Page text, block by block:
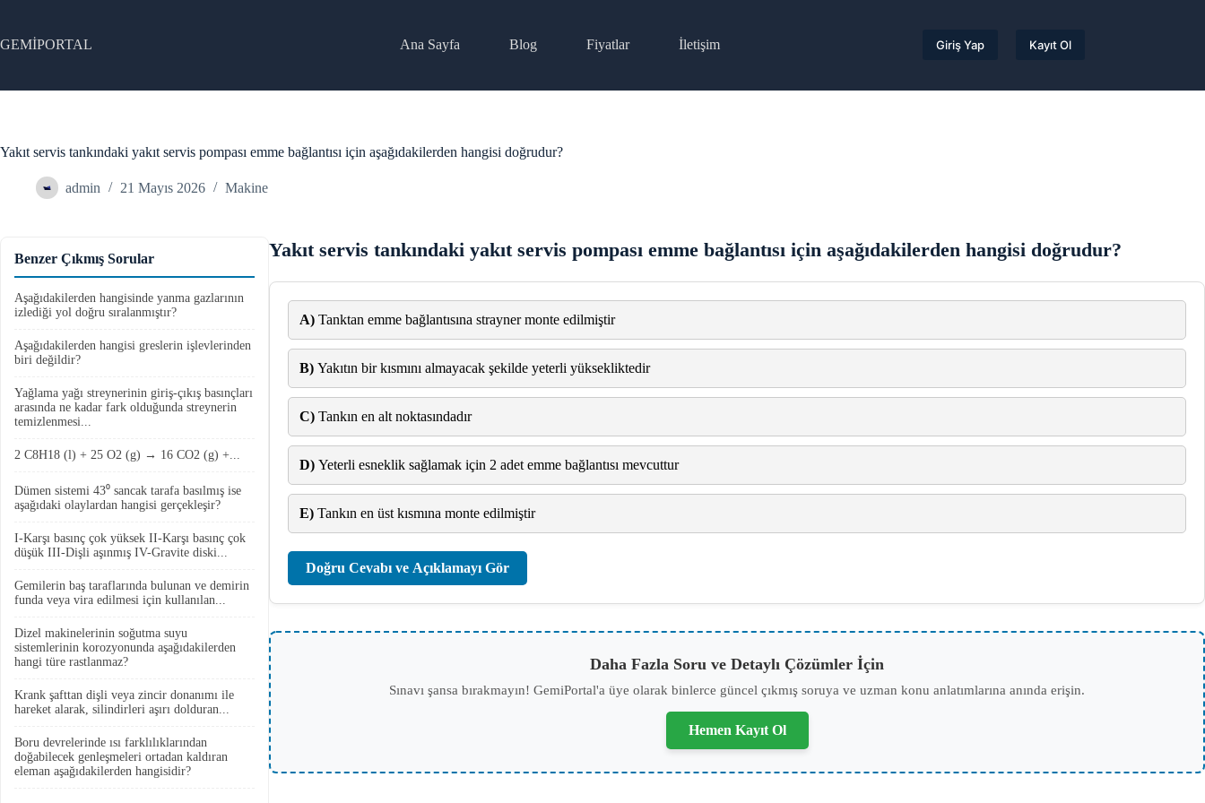
content
GEMİPORTAL Ana Sayfa Blog Fiyatlar İletişim Giriş Yap Kayıt Ol
Yakıt servis tankındaki yakıt servis pompası emme bağlantısı için aşağıdakilerden hangisi doğrudur?
admin 21 Mayıs 2026 Makine
Yakıt servis tankındaki yakıt servis pompası emme bağlantısı için aşağıdakilerden hangisi doğrudur?
A) Tanktan emme bağlantısına strayner monte edilmiştir
B) Yakıtın bir kısmını almayacak şekilde yeterli yüksekliktedir
C) Tankın en alt noktasındadır
D) Yeterli esneklik sağlamak için 2 adet emme bağlantısı mevcuttur
E) Tankın en üst kısmına monte edilmiştir
Doğru Cevabı ve Açıklamayı Gör
Daha Fazla Soru ve Detaylı Çözümler İçin
Sınavı şansa bırakmayın! GemiPortal'a üye olarak binlerce güncel çıkmış soruya ve uzman konu anlatımlarına anında erişin.
Hemen Kayıt Ol
Benzer Çıkmış Sorular
Aşağıdakilerden hangisinde yanma gazlarının
izlediği yol doğru sıralanmıştır?
Aşağıdakilerden hangisi greslerin işlevlerinden
biri değildir?
Yağlama yağı streynerinin giriş-çıkış basınçları
arasında ne kadar fark olduğunda streynerin
temizlenmesi...
2 C8H18 (l) + 25 O2 (g) → 16 CO2 (g) +...
Dümen sistemi 43⁰ sancak tarafa basılmış ise
aşağıdaki olaylardan hangisi gerçekleşir?
I-Karşı basınç çok yüksek II-Karşı basınç çok
düşük III-Dişli aşınmış IV-Gravite diski...
Gemilerin baş taraflarında bulunan ve demirin
funda veya vira edilmesi için kullanılan...
Dizel makinelerinin soğutma suyu
sistemlerinin korozyonunda aşağıdakilerden
hangi türe rastlanmaz?
Krank şafttan dişli veya zincir donanımı ile
hareket alarak, silindirleri aşırı dolduran...
Boru devrelerinde ısı farklılıklarından
doğabilecek genleşmeleri ortadan kaldıran
eleman aşağıdakilerden hangisidir?